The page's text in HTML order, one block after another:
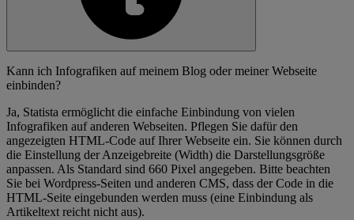
Kann ich Infografiken auf meinem Blog oder meiner Webseite
einbinden?
Ja, Statista ermöglicht die einfache Einbindung von vielen
Infografiken auf anderen Webseiten. Pflegen Sie dafür den
angezeigten HTML-Code auf Ihrer Webseite ein. Sie können durch
die Einstellung der Anzeigebreite (Width) die Darstellungsgröße
anpassen. Als Standard sind 660 Pixel angegeben. Bitte beachten
Sie bei Wordpress-Seiten und anderen CMS, dass der Code in die
HTML-Seite eingebunden werden muss (eine Einbindung als
Artikeltext reicht nicht aus).